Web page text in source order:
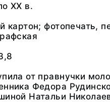
XX в.
картон; фотопечать,
от правнучки
Федора
Натальи